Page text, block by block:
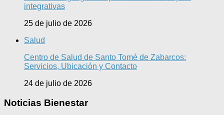
integrativas
25 de julio de 2026
Salud
Centro de Salud de Santo Tomé de Zabarcos:
Servicios, Ubicación y Contacto
24 de julio de 2026
Noticias Bienestar